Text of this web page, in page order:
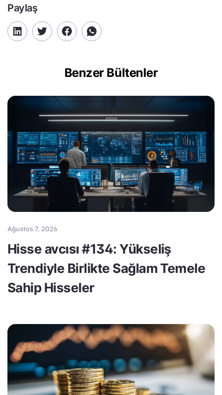
Paylaş
Benzer Bültenler
Ağustos 7, 2026
Hisse avcısı #134: Yükseliş
Trendiyle Birlikte Sağlam Temele
Sahip Hisseler